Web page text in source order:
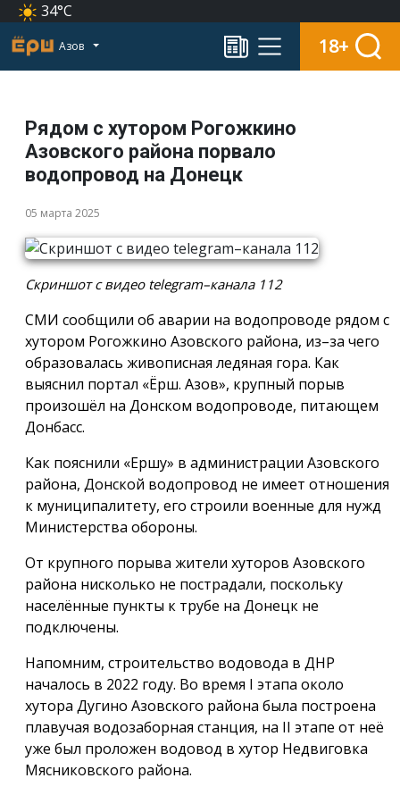
34°C
Азов 18+
Рядом с хутором Рогожкино
Азовского района порвало
водопровод на Донецк
05 марта 2025
Скриншот с видео telegram–канала 112
СМИ сообщили об аварии на водопроводе рядом с
хутором Рогожкино Азовского района, из–за чего
образовалась живописная ледяная гора. Как
выяснил портал «Ёрш. Азов», крупный порыв
произошёл на Донском водопроводе, питающем
Донбасс.
Как пояснили «Ершу» в администрации Азовского
района, Донской водопровод не имеет отношения
к муниципалитету, его строили военные для нужд
Министерства обороны.
От крупного порыва жители хуторов Азовского
района нисколько не пострадали, поскольку
населённые пункты к трубе на Донецк не
подключены.
Напомним, строительство водовода в ДНР
началось в 2022 году. Во время I этапа около
хутора Дугино Азовского района была построена
плавучая водозаборная станция, на II этапе от неё
уже был проложен водовод в хутор Недвиговка
Мясниковского района.